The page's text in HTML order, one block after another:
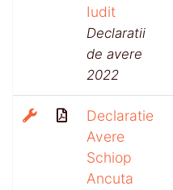
Iudit
Declaratii
de avere
2022
Declaratie
Avere
Schiop
Ancuta